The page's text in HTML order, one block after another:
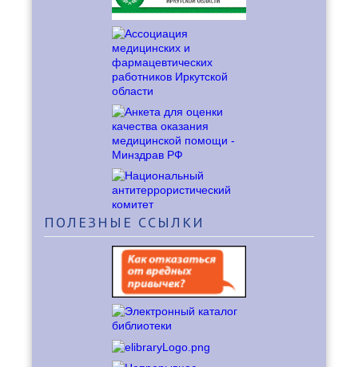
ПОЛЕЗНЫЕ ССЫЛКИ